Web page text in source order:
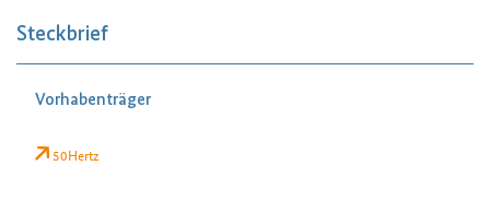
Steckbrief
Vorhabenträger
50Hertz